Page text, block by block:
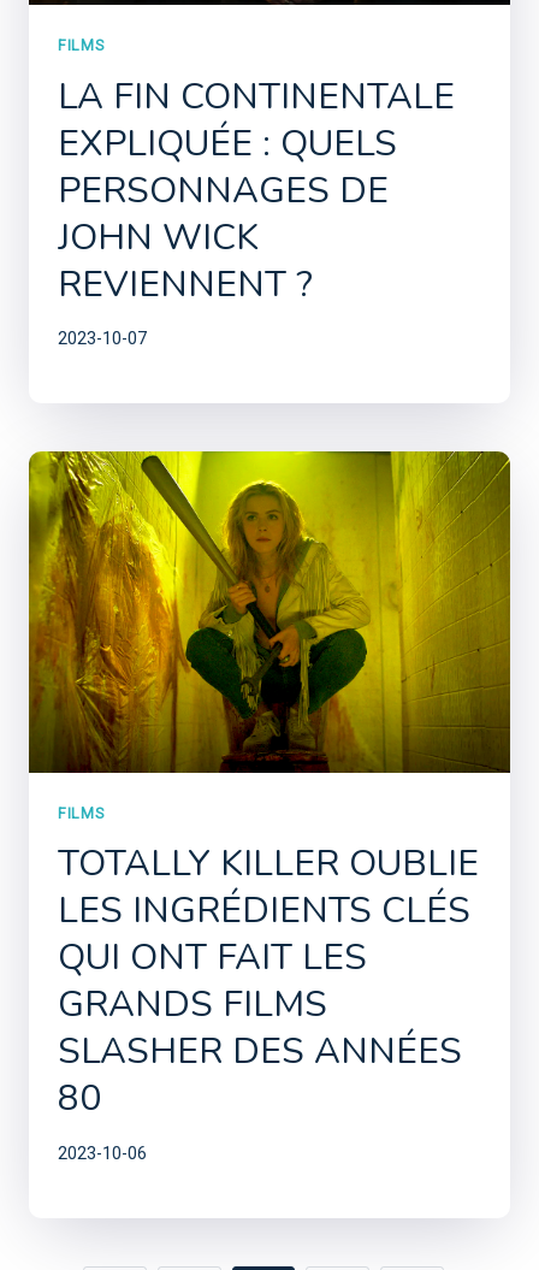
FILMS
LA FIN CONTINENTALE
EXPLIQUÉE : QUELS
PERSONNAGES DE
JOHN WICK
REVIENNENT ?
2023-10-07
FILMS
TOTALLY KILLER OUBLIE
LES INGRÉDIENTS CLÉS
QUI ONT FAIT LES
GRANDS FILMS
SLASHER DES ANNÉES
80
2023-10-06